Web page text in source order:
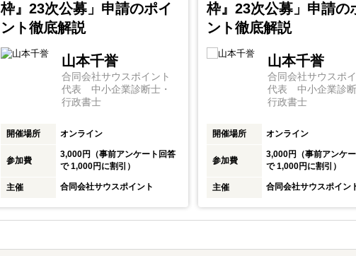
枠』23次公募」申請のポイ
ント徹底解説
山本千誉
合同会社サウスポイント
代表 中小企業診断士・
行政書士
開催場所 オンライン
参加費
3,000円（事前アンケート回答
で 1,000円に割引）
主催 合同会社サウスポイント
枠』23次公募」申請の
ント徹底解説
山本千誉
合同会社サウスポ
代表 中小企業診
行政書士
開催場所 オンライン
参加費
3,000円（事前アンケ
で 1,000円に割引）
主催 合同会社サウスポイン